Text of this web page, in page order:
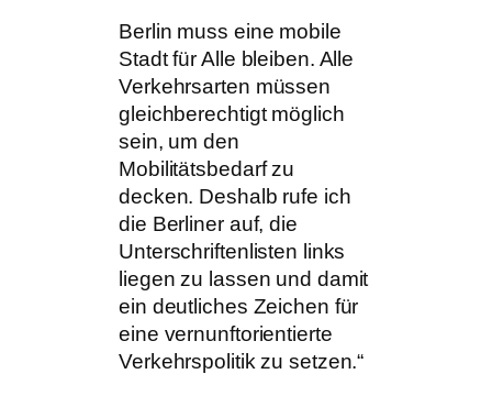
Berlin muss eine mobile
Stadt für Alle bleiben. Alle
Verkehrsarten müssen
gleichberechtigt möglich
sein, um den
Mobilitätsbedarf zu
decken. Deshalb rufe ich
die Berliner auf, die
Unterschriftenlisten links
liegen zu lassen und damit
ein deutliches Zeichen für
eine vernunftorientierte
Verkehrspolitik zu setzen.“